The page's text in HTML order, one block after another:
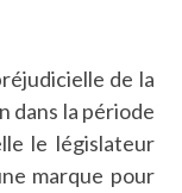
de la
dans la période
le législateur
marque pour